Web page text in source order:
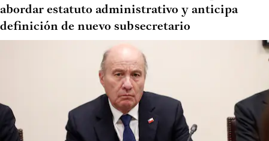
abordar estatuto administrativo y anticipa
definición de nuevo subsecretario